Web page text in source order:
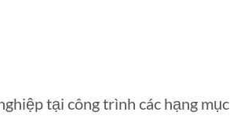
tại công trình các hạng mục